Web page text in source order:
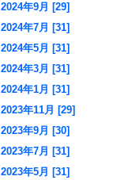
2024年9月 [29]
2024年7月 [31]
2024年5月 [31]
2024年3月 [31]
2024年1月 [31]
2023年11月 [29]
2023年9月 [30]
2023年7月 [31]
2023年5月 [31]